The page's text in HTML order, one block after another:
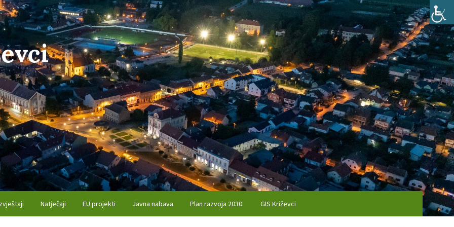
Natječaji EU projekti Javna nabava Plan razvoja 2030. GIS Križevci